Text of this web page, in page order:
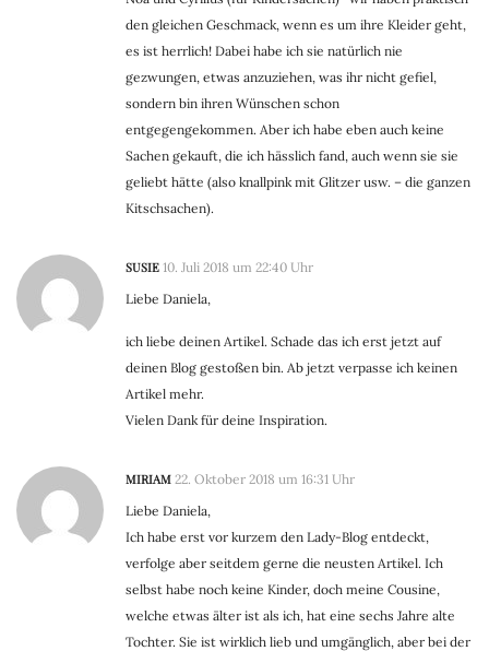
den gleichen Geschmack, wenn es um ihre Kleider geht,
es ist herrlich! Dabei habe ich sie natürlich nie
gezwungen, etwas anzuziehen, was ihr nicht gefiel,
sondern bin ihren Wünschen schon
entgegengekommen. Aber ich habe eben auch keine
Sachen gekauft, die ich hässlich fand, auch wenn sie sie
geliebt hätte (also knallpink mit Glitzer usw. – die ganzen
Kitschsachen).
SUSIE 10. Juli 2018 um 22:40 Uhr
Liebe Daniela,
ich liebe deinen Artikel. Schade das ich erst jetzt auf
deinen Blog gestoßen bin. Ab jetzt verpasse ich keinen
Artikel mehr.
Vielen Dank für deine Inspiration.
MIRIAM 22. Oktober 2018 um 16:31 Uhr
Liebe Daniela,
Ich habe erst vor kurzem den Lady-Blog entdeckt,
verfolge aber seitdem gerne die neusten Artikel. Ich
selbst habe noch keine Kinder, doch meine Cousine,
welche etwas älter ist als ich, hat eine sechs Jahre alte
Tochter. Sie ist wirklich lieb und umgänglich, aber bei der